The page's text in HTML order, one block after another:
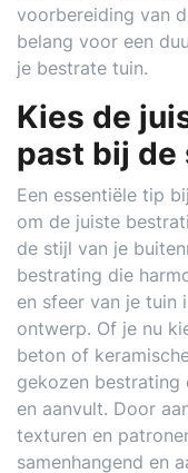
voorbereiding van
belang voor een
je bestrate tuin.
Kies de
past bij de
Een essentiële tip
om de juiste
de stijl van je
bestrating die
en sfeer van je tuin
ontwerp. Of je nu
beton of
gekozen bestrating
en aanvult. Door
texturen en
samenhangend en